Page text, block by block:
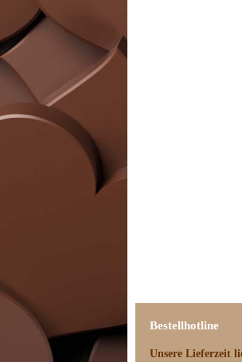
Bestellhotline
Unsere Lieferzeit